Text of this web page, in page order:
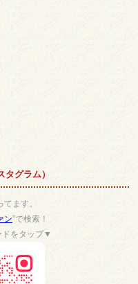
タグラム）
ます。
ン”で検索！
をタップ▼